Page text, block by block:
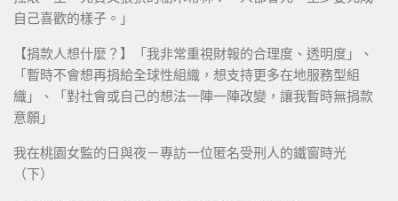
自己喜歡的樣子。」
【捐款人想什麼？】「我非常重視財報的合理度、透明度」、
「暫時不會想再捐給全球性組織，想支持更多在地服務型組
織」、「對社會或自己的想法一陣一陣改變，讓我暫時無捐款
意願」
我在桃園女監的日與夜－專訪一位匿名受刑人的鐵窗時光
（下）